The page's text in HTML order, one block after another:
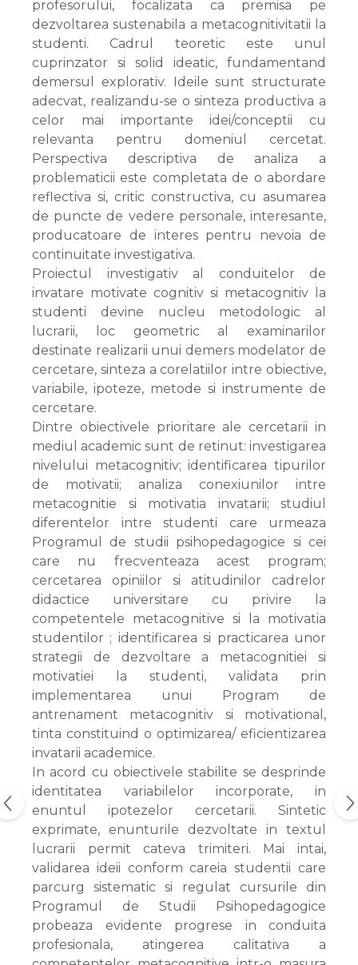
profesorului, focalizata ca premisa pe
dezvoltarea sustenabila a metacognitivitatii la
studenti. Cadrul teoretic este unul
cuprinzator si solid ideatic, fundamentand
demersul explorativ. Ideile sunt structurate
adecvat, realizandu-se o sinteza productiva a
celor mai importante idei/conceptii cu
relevanta pentru domeniul cercetat.
Perspectiva descriptiva de analiza a
problematicii este completata de o abordare
reflectiva si, critic constructiva, cu asumarea
de puncte de vedere personale, interesante,
producatoare de interes pentru nevoia de
continuitate investigativa.
Proiectul investigativ al conduitelor de
invatare motivate cognitiv si metacognitiv la
studenti devine nucleu metodologic al
lucrarii, loc geometric al examinarilor
destinate realizarii unui demers modelator de
cercetare, sinteza a corelatiilor intre obiective,
variabile, ipoteze, metode si instrumente de
cercetare.
Dintre obiectivele prioritare ale cercetarii in
mediul academic sunt de retinut: investigarea
nivelului metacognitiv; identificarea tipurilor
de motivatii; analiza conexiunilor intre
metacognitie si motivatia invatarii; studiul
diferentelor intre studenti care urmeaza
Programul de studii psihopedagogice si cei
care nu frecventeaza acest program;
cercetarea opiniilor si atitudinilor cadrelor
didactice universitare cu privire la
competentele metacognitive si la motivatia
studentilor ; identificarea si practicarea unor
strategii de dezvoltare a metacognitiei si
motivatiei la studenti, validata prin
implementarea unui Program de
antrenament metacognitiv si motivational,
tinta constituind o optimizarea/ eficientizarea
invatarii academice.
In acord cu obiectivele stabilite se desprinde
identitatea variabilelor incorporate, in
enuntul ipotezelor cercetarii. Sintetic
exprimate, enunturile dezvoltate in textul
lucrarii permit cateva trimiteri. Mai intai,
validarea ideii conform careia studentii care
parcurg sistematic si regulat cursurile din
Programul de Studii Psihopedagogice
probeaza evidente progrese in conduita
profesionala, atingerea calitativa a